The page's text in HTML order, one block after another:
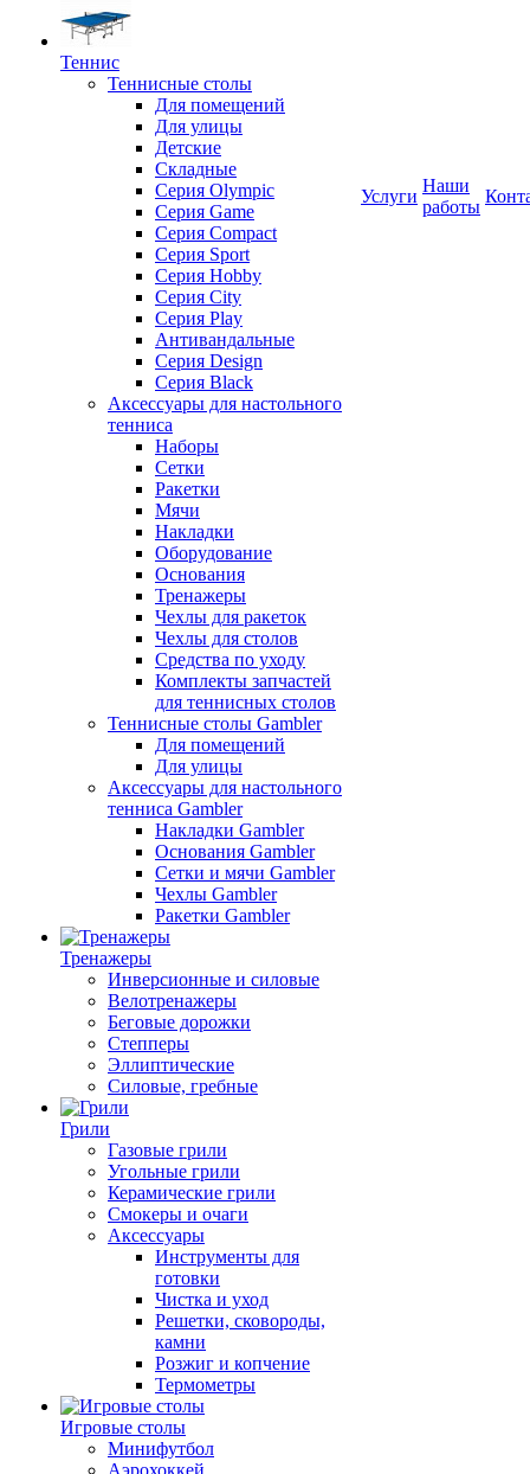
Теннис
Теннисные столы
Для помещений
Для улицы
Детские
Складные
Серия Olympic
Серия Game
Серия Compact
Серия Sport
Серия Hobby
Серия City
Серия Play
Антивандальные
Серия Design
Серия Black
Аксессуары для настольного
тенниса
Наборы
Сетки
Ракетки
Мячи
Накладки
Оборудование
Основания
Тренажеры
Чехлы для ракеток
Чехлы для столов
Средства по уходу
Комплекты запчастей
для теннисных столов
Теннисные столы Gambler
Для помещений
Для улицы
Аксессуары для настольного
тенниса Gambler
Накладки Gambler
Основания Gambler
Сетки и мячи Gambler
Чехлы Gambler
Ракетки Gambler
Тренажеры
Инверсионные и силовые
Велотренажеры
Беговые дорожки
Степперы
Эллиптические
Силовые, гребные
Грили
Газовые грили
Угольные грили
Керамические грили
Смокеры и очаги
Аксессуары
Инструменты для
готовки
Чистка и уход
Решетки, сковороды,
камни
Розжиг и копчение
Термометры
Игровые столы
Минифутбол
Аэрохоккей
Услуги
Наши
работы